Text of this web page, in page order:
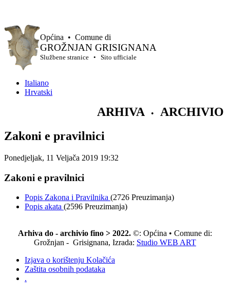
Općina • Comune di
GROŽNJAN GRISIGNANA
Službene stranice • Sito ufficiale
Italiano
Hrvatski
ARHIVA • ARCHIVIO
Zakoni e pravilnici
Ponedjeljak, 11 Veljača 2019 19:32
Zakoni e pravilnici
Popis Zakona i Pravilnika (2726 Preuzimanja)
Popis akata (2596 Preuzimanja)
Arhiva do - archivio fino > 2022. ©: Općina • Comune di:
Grožnjan - Grisignana, Izrada: Studio WEB ART
Izjava o korištenju Kolačića
Zaštita osobnih podataka
.